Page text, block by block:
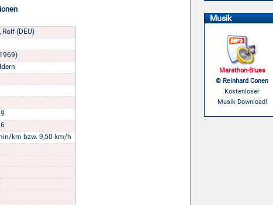
Musik
Marathon-Blues
© Reinhard Conen
Kostenloser
Musik-Download!
(DEU)
km bzw. 9,50 km/h